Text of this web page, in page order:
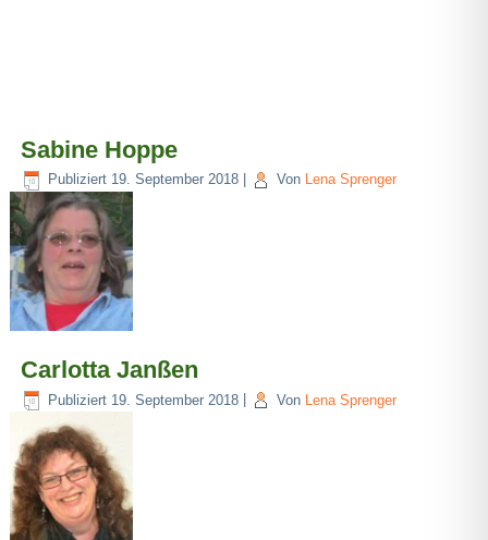
Sabine Hoppe
Publiziert 19. September 2018 Von Lena Sprenger
Carlotta Janßen
Publiziert 19. September 2018 Von Lena Sprenger